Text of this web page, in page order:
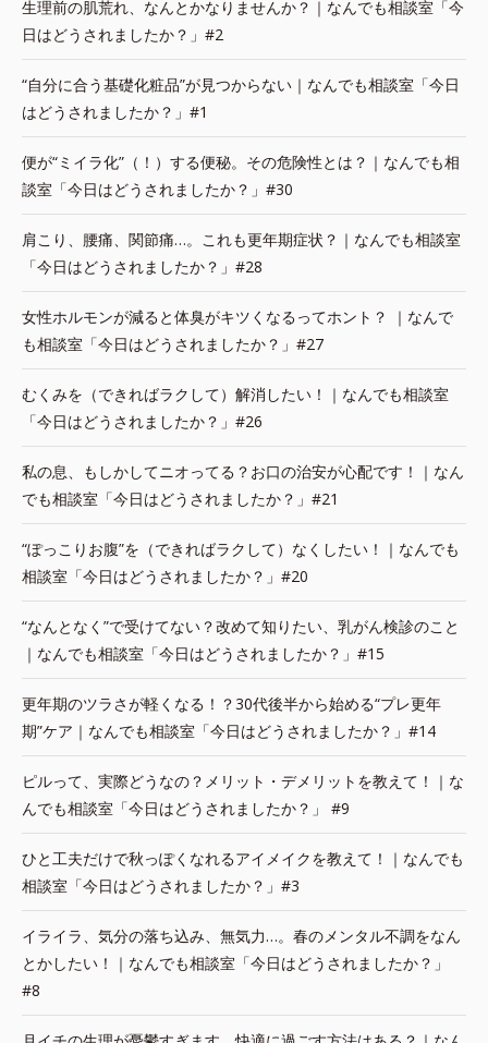
生理前の肌荒れ、なんとかなりませんか？｜なんでも相談室「今
日はどうされましたか？」#2
“自分に合う基礎化粧品”が見つからない｜なんでも相談室「今日
はどうされましたか？」#1
便が“ミイラ化”（！）する便秘。その危険性とは？｜なんでも相
談室「今日はどうされましたか？」#30
肩こり、腰痛、関節痛…。これも更年期症状？｜なんでも相談室
「今日はどうされましたか？」#28
女性ホルモンが減ると体臭がキツくなるってホント？ ｜なんで
も相談室「今日はどうされましたか？」#27
むくみを（できればラクして）解消したい！｜なんでも相談室
「今日はどうされましたか？」#26
私の息、もしかしてニオってる？お口の治安が心配です！｜なん
でも相談室「今日はどうされましたか？」#21
“ぽっこりお腹”を（できればラクして）なくしたい！｜なんでも
相談室「今日はどうされましたか？」#20
“なんとなく”で受けてない？改めて知りたい、乳がん検診のこと
｜なんでも相談室「今日はどうされましたか？」#15
更年期のツラさが軽くなる！？30代後半から始める“プレ更年
期”ケア｜なんでも相談室「今日はどうされましたか？」#14
ピルって、実際どうなの？メリット・デメリットを教えて！｜な
んでも相談室「今日はどうされましたか？」 #9
ひと工夫だけで秋っぽくなれるアイメイクを教えて！｜なんでも
相談室「今日はどうされましたか？」#3
イライラ、気分の落ち込み、無気力…。春のメンタル不調をなん
とかしたい！｜なんでも相談室「今日はどうされましたか？」
#8